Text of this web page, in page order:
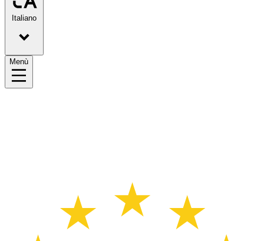
Italiano
Menù